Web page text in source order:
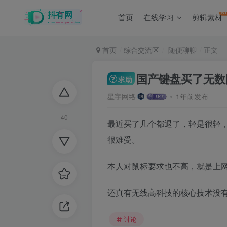
首页 在线学习 剪辑素材
40
首页 综合交流区 随便聊聊 正文
求助 国产键盘买了无
星宇网络 1年前发布
最近买了几个都退了，轻是很轻
很难受。
本人对鼠标要求也不高，就是上
还真有无线高科技的核心技术没
讨论